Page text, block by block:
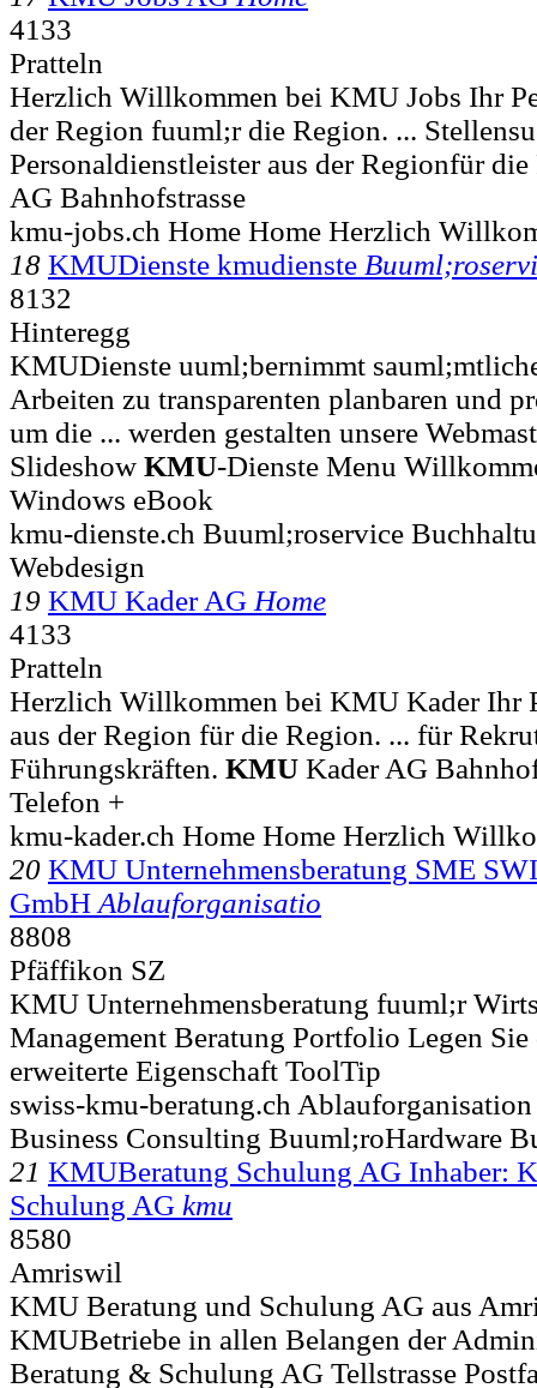
4133
Pratteln
Herzlich Willkommen bei KMU Jobs Ihr
der Region fuuml;r die Region. ...
Personaldienstleister aus der Regionfür
AG Bahnhofstrasse
kmu-jobs.ch Home Home Herzlich
18 KMUDienste kmudienste
8132
Hinteregg
KMUDienste uuml;bernimmt
Arbeiten zu transparenten planbaren und
um die ... werden gestalten unsere
Slideshow KMU-Dienste Menu
Windows eBook
kmu-dienste.ch Buuml;roservice
Webdesign
19 KMU Kader AG Home
4133
Pratteln
Herzlich Willkommen bei KMU Kader Ihr
aus der Region für die Region. ... für
Führungskräften. KMU Kader AG
Telefon +
kmu-kader.ch Home Home Herzlich
20 KMU Unternehmensberatung SME
GmbH Ablauforganisatio
8808
Pfäffikon SZ
KMU Unternehmensberatung fuuml;r
Management Beratung Portfolio Legen Sie
erweiterte Eigenschaft ToolTip
swiss-kmu-beratung.ch
Business Consulting Buuml;roHardware
21 KMUBeratung Schulung AG Inhaber:
Schulung AG kmu
8580
Amriswil
KMU Beratung und Schulung AG aus
KMUBetriebe in allen Belangen der
Beratung & Schulung AG Tellstrasse